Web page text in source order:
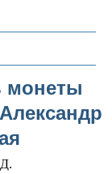
монеты